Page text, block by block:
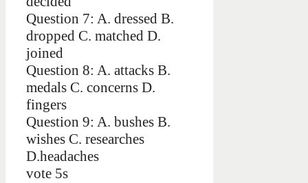
Question 7: A. dressed B.
dropped C. matched D.
joined
Question 8: A. attacks B.
medals C. concerns D.
fingers
Question 9: A. bushes B.
wishes C. researches
D.headaches
vote 5s